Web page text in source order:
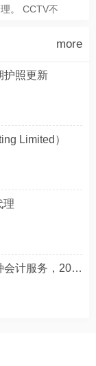
。 CCTV不
more
护照更新
Limited）
理
专业办理福利申请，各种会计服务，20年经验